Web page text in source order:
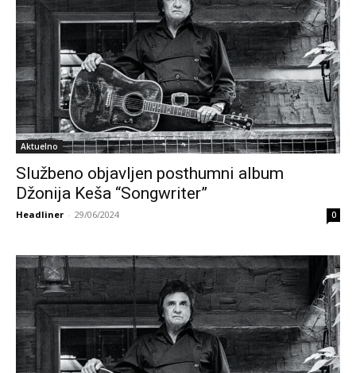
Aktuelno
Službeno objavljen posthumni album
Džonija Keša “Songwriter”
Headliner - 29/06/2024 0